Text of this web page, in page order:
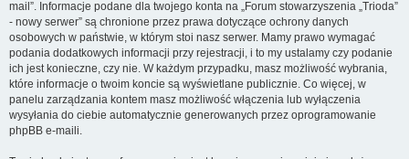
mail”. Informacje podane dla twojego konta na „Forum stowarzyszenia „Trioda”
- nowy serwer” są chronione przez prawa dotyczące ochrony danych
osobowych w państwie, w którym stoi nasz serwer. Mamy prawo wymagać
podania dodatkowych informacji przy rejestracji, i to my ustalamy czy podanie
ich jest konieczne, czy nie. W każdym przypadku, masz możliwość wybrania,
które informacje o twoim koncie są wyświetlane publicznie. Co więcej, w
panelu zarządzania kontem masz możliwość włączenia lub wyłączenia
wysyłania do ciebie automatycznie generowanych przez oprogramowanie
phpBB e-maili.